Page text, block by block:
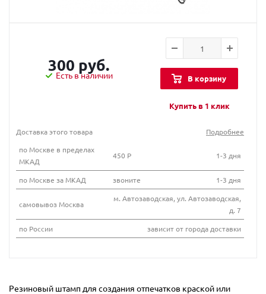
300 руб.
Есть в наличии В корзину
Купить в 1 клик
Доставка этого товара
Подробнее
по Москве в пределах
МКАД
450 Р 1-3 дня
по Москве за МКАД звоните 1-3 дня
самовывоз Москва
м. Автозаводская, ул. Автозаводская,
д. 7
по России
зависит от города доставки
Резиновый штамп для создания отпечатков краской или